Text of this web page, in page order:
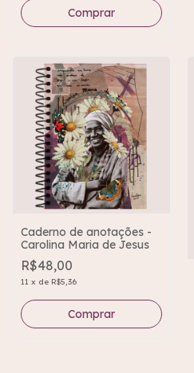
Caderno de anotações -
Carolina Maria de Jesus
R$48,00
11 x de R$5,36